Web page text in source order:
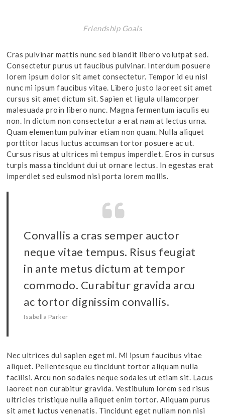
Friendship Goals
Cras pulvinar mattis nunc sed blandit libero volutpat sed.
Consectetur purus ut faucibus pulvinar. Interdum posuere
lorem ipsum dolor sit amet consectetur. Tempor id eu nisl
nunc mi ipsum faucibus vitae. Libero justo laoreet sit amet
cursus sit amet dictum sit. Sapien et ligula ullamcorper
malesuada proin libero nunc. Magna fermentum iaculis eu
non. In dictum non consectetur a erat nam at lectus urna.
Quam elementum pulvinar etiam non quam. Nulla aliquet
porttitor lacus luctus accumsan tortor posuere ac ut.
Cursus risus at ultrices mi tempus imperdiet. Eros in cursus
turpis massa tincidunt dui ut ornare lectus. In egestas erat
imperdiet sed euismod nisi porta lorem mollis.
Convallis a cras semper auctor
neque vitae tempus. Risus feugiat
in ante metus dictum at tempor
commodo. Curabitur gravida arcu
ac tortor dignissim convallis.
Isabella Parker
Nec ultrices dui sapien eget mi. Mi ipsum faucibus vitae
aliquet. Pellentesque eu tincidunt tortor aliquam nulla
facilisi. Arcu non sodales neque sodales ut etiam sit. Lacus
laoreet non curabitur gravida. Vestibulum lorem sed risus
ultricies tristique nulla aliquet enim tortor. Aliquam purus
sit amet luctus venenatis. Tincidunt eget nullam non nisi